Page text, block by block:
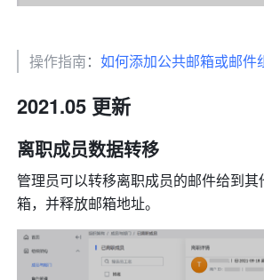
操作指南：如何添加公共邮箱或邮件
2021.05 更新
离职成员数据转移
管理员可以转移离职成员的邮件给到其
箱，并释放邮箱地址。